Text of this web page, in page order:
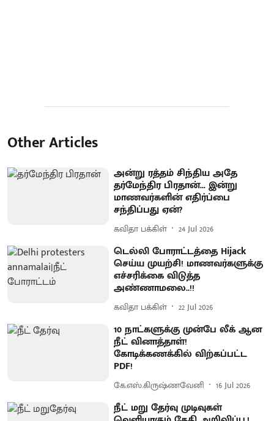
Other Articles
அன்று ரத்தம் சிந்திய அதே
தர்மேந்திர பிரதான்... இன்று
மாணவர்களின் எதிர்ப்பை
சந்திப்பது ஏன்?
கவிதா பக்கிள் 24 Jul 2026
டெல்லி போராட்டத்தை Hijack
செய்ய முயற்சி! மாணவர்களுக்கு
எச்சரிக்கை விடுத்த
அண்ணாமலை..!!
கவிதா பக்கிள் 22 Jul 2026
10 நாட்களுக்கு முன்பே லீக் ஆன
நீட் வினாத்தாள்!
கோடிக்கணக்கில் விற்கப்பட்ட
PDF!
கே.எஸ்.கிருஷ்ணவேனி 16 Jul 2026
நீட் மறு தேர்வு முடிவுகள்